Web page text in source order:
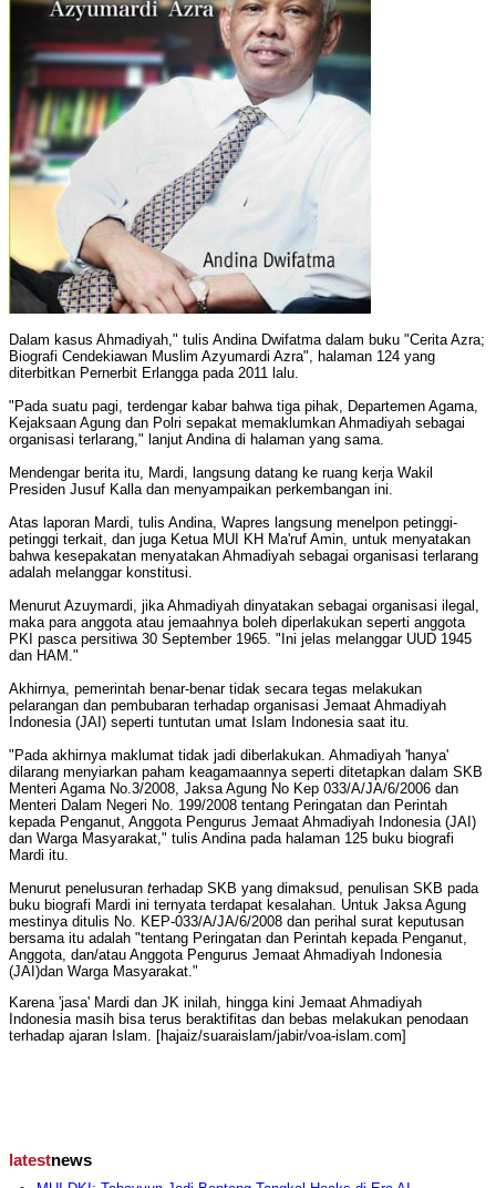
Dalam kasus Ahmadiyah," tulis Andina Dwifatma dalam buku "Cerita Azra;
Biografi Cendekiawan Muslim Azyumardi Azra", halaman 124 yang
diterbitkan Pernerbit Erlangga pada 2011 lalu.
"Pada suatu pagi, terdengar kabar bahwa tiga pihak, Departemen Agama,
Kejaksaan Agung dan Polri sepakat memaklumkan Ahmadiyah sebagai
organisasi terlarang," lanjut Andina di halaman yang sama.
Mendengar berita itu, Mardi, langsung datang ke ruang kerja Wakil
Presiden Jusuf Kalla dan menyampaikan perkembangan ini.
Atas laporan Mardi, tulis Andina, Wapres langsung menelpon petinggi-
petinggi terkait, dan juga Ketua MUI KH Ma'ruf Amin, untuk menyatakan
bahwa kesepakatan menyatakan Ahmadiyah sebagai organisasi terlarang
adalah melanggar konstitusi.
Menurut Azuymardi, jika Ahmadiyah dinyatakan sebagai organisasi ilegal,
maka para anggota atau jemaahnya boleh diperlakukan seperti anggota
PKI pasca persitiwa 30 September 1965. "Ini jelas melanggar UUD 1945
dan HAM."
Akhirnya, pemerintah benar-benar tidak secara tegas melakukan
pelarangan dan pembubaran terhadap organisasi Jemaat Ahmadiyah
Indonesia (JAI) seperti tuntutan umat Islam Indonesia saat itu.
"Pada akhirnya maklumat tidak jadi diberlakukan. Ahmadiyah 'hanya'
dilarang menyiarkan paham keagamaannya seperti ditetapkan dalam SKB
Menteri Agama No.3/2008, Jaksa Agung No Kep 033/A/JA/6/2006 dan
Menteri Dalam Negeri No. 199/2008 tentang Peringatan dan Perintah
kepada Penganut, Anggota Pengurus Jemaat Ahmadiyah Indonesia (JAI)
dan Warga Masyarakat," tulis Andina pada halaman 125 buku biografi
Mardi itu.
Menurut penelusuran terhadap SKB yang dimaksud, penulisan SKB pada
buku biografi Mardi ini ternyata terdapat kesalahan. Untuk Jaksa Agung
mestinya ditulis No. KEP-033/A/JA/6/2008 dan perihal surat keputusan
bersama itu adalah "tentang Peringatan dan Perintah kepada Penganut,
Anggota, dan/atau Anggota Pengurus Jemaat Ahmadiyah Indonesia
(JAI)dan Warga Masyarakat."
Karena 'jasa' Mardi dan JK inilah, hingga kini Jemaat Ahmadiyah
Indonesia masih bisa terus beraktifitas dan bebas melakukan penodaan
terhadap ajaran Islam. [hajaiz/suaraislam/jabir/voa-islam.com]
latestnews